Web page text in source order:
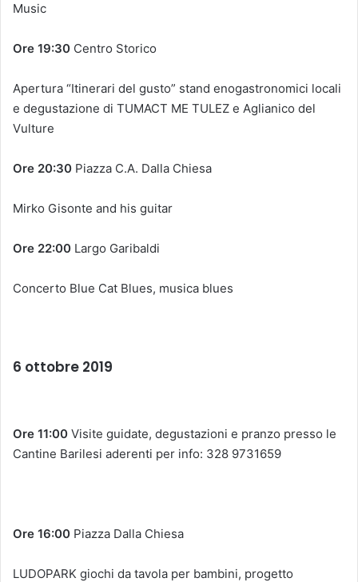
Music
Ore 19:30 Centro Storico
Apertura “Itinerari del gusto” stand enogastronomici locali
e degustazione di TUMACT ME TULEZ e Aglianico del
Vulture
Ore 20:30 Piazza C.A. Dalla Chiesa
Mirko Gisonte and his guitar
Ore 22:00 Largo Garibaldi
Concerto Blue Cat Blues, musica blues
6 ottobre 2019
Ore 11:00 Visite guidate, degustazioni e pranzo presso le
Cantine Barilesi aderenti per info: 328 9731659
Ore 16:00 Piazza Dalla Chiesa
LUDOPARK giochi da tavola per bambini, progetto